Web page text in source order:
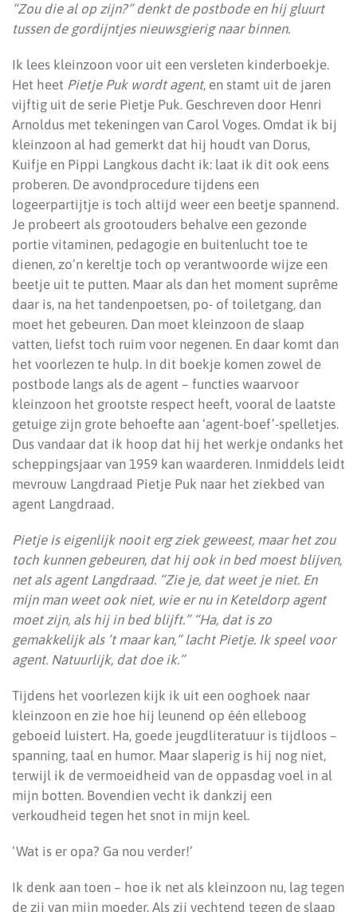
“Zou die al op zijn?” denkt de postbode en hij gluurt
tussen de gordijntjes nieuwsgierig naar binnen.
Ik lees kleinzoon voor uit een versleten kinderboekje.
Het heet Pietje Puk wordt agent, en stamt uit de jaren
vijftig uit de serie Pietje Puk. Geschreven door Henri
Arnoldus met tekeningen van Carol Voges. Omdat ik bij
kleinzoon al had gemerkt dat hij houdt van Dorus,
Kuifje en Pippi Langkous dacht ik: laat ik dit ook eens
proberen. De avondprocedure tijdens een
logeerpartijtje is toch altijd weer een beetje spannend.
Je probeert als grootouders behalve een gezonde
portie vitaminen, pedagogie en buitenlucht toe te
dienen, zo’n kereltje toch op verantwoorde wijze een
beetje uit te putten. Maar als dan het moment suprême
daar is, na het tandenpoetsen, po- of toiletgang, dan
moet het gebeuren. Dan moet kleinzoon de slaap
vatten, liefst toch ruim voor negenen. En daar komt dan
het voorlezen te hulp. In dit boekje komen zowel de
postbode langs als de agent – functies waarvoor
kleinzoon het grootste respect heeft, vooral de laatste
getuige zijn grote behoefte aan ‘agent-boef’-spelletjes.
Dus vandaar dat ik hoop dat hij het werkje ondanks het
scheppingsjaar van 1959 kan waarderen. Inmiddels leidt
mevrouw Langdraad Pietje Puk naar het ziekbed van
agent Langdraad.
Pietje is eigenlijk nooit erg ziek geweest, maar het zou
toch kunnen gebeuren, dat hij ook in bed moest blijven,
net als agent Langdraad. “Zie je, dat weet je niet. En
mijn man weet ook niet, wie er nu in Keteldorp agent
moet zijn, als hij in bed blijft.” “Ha, dat is zo
gemakkelijk als ’t maar kan,” lacht Pietje. Ik speel voor
agent. Natuurlijk, dat doe ik.”
Tijdens het voorlezen kijk ik uit een ooghoek naar
kleinzoon en zie hoe hij leunend op één elleboog
geboeid luistert. Ha, goede jeugdliteratuur is tijdloos –
spanning, taal en humor. Maar slaperig is hij nog niet,
terwijl ik de vermoeidheid van de oppasdag voel in al
mijn botten. Bovendien vecht ik dankzij een
verkoudheid tegen het snot in mijn keel.
‘Wat is er opa? Ga nou verder!’
Ik denk aan toen – hoe ik net als kleinzoon nu, lag tegen
de zij van mijn moeder. Als zij vechtend tegen de slaap